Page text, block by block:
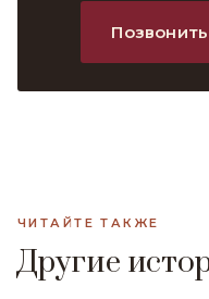
ЧИТАЙТЕ ТАКЖЕ
Другие